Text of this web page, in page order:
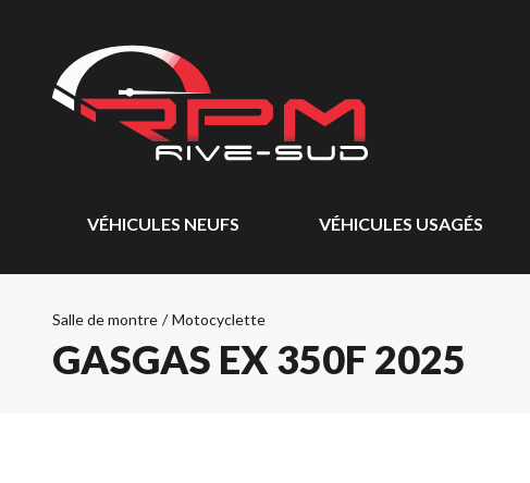
VÉHICULES NEUFS VÉHICULES USAGÉS
Salle de montre / Motocyclette
GASGAS EX 350F 2025